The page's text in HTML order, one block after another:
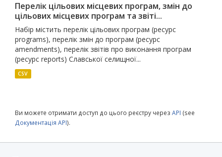
Перелік цільових місцевих програм, змін до
цільових місцевих програм та звіті...
Набір містить перелік цільових програм (ресурс
programs), перелік змін до програм (ресурс
amendments), перелік звітів про виконання програм
(ресурс reports) Славської селищної...
CSV
Ви можете отримати доступ до цього реєстру через API (see
Документація API).